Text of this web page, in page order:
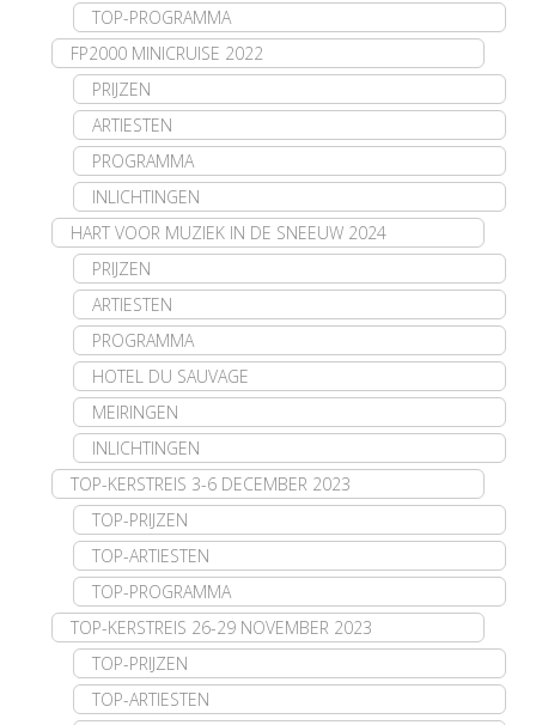
TOP-PROGRAMMA
FP2000 MINICRUISE 2022
PRIJZEN
ARTIESTEN
PROGRAMMA
INLICHTINGEN
HART VOOR MUZIEK IN DE SNEEUW 2024
PRIJZEN
ARTIESTEN
PROGRAMMA
HOTEL DU SAUVAGE
MEIRINGEN
INLICHTINGEN
TOP-KERSTREIS 3-6 DECEMBER 2023
TOP-PRIJZEN
TOP-ARTIESTEN
TOP-PROGRAMMA
TOP-KERSTREIS 26-29 NOVEMBER 2023
TOP-PRIJZEN
TOP-ARTIESTEN